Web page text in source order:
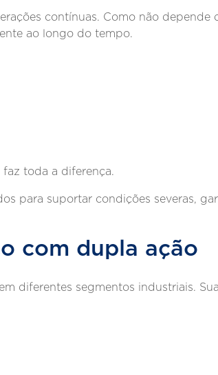
contínuas. Como não depende
ao longo do tempo.
toda a diferença.
para suportar condições severas,
com dupla ação
diferentes segmentos industriais. Sua